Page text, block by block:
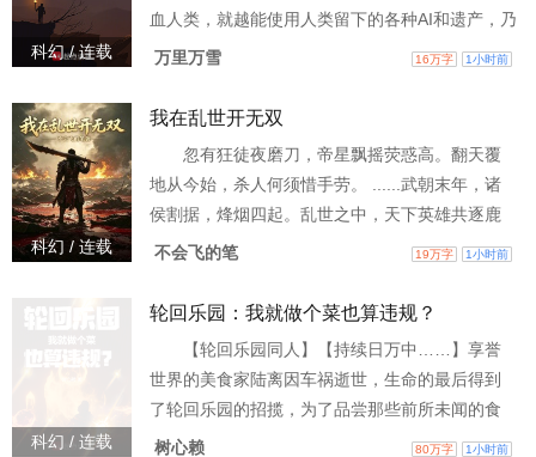
科幻 / 连载
血人类，就越能使用人类留下的各种AI和遗产，乃
至使用更加强大的灵能。 总之，这是一个越像
纯血裸猿，稀里糊涂闯进了这个比谁更像人的时
万里万雪 16万字 1小时前
科幻 / 连载
我在乱世开无双
忽有狂徒夜磨刀，帝星飘摇荧惑高。翻天覆
地从今始，杀人何须惜手劳。 ......武朝末年，诸
侯割据，烽烟四起。乱世之中，天下英雄共逐鹿
——有【霸王】力能扛鼎，不可一世。 有【龙
百，天下无双。......吴霜刃来到这样一个没有真
界。 他身怀词条【一人之敌】——只要与人一对
一单挑，就一定能取胜！ “什么叫人力有时穷，这
世上
不会飞的笔 19万字 1小时前
科幻 / 连载
轮回乐园：我就做个菜也算违规？
【轮回乐园同人】【持续日万中……】享誉
世界的美食家陆离因车祸逝世，生命的最后得到
了轮回乐园的招揽，为了品尝那些前所未闻的食
材，陆离欣然接受，至此踏上了游历世界的品鉴
树心赖 80万字 1小时前